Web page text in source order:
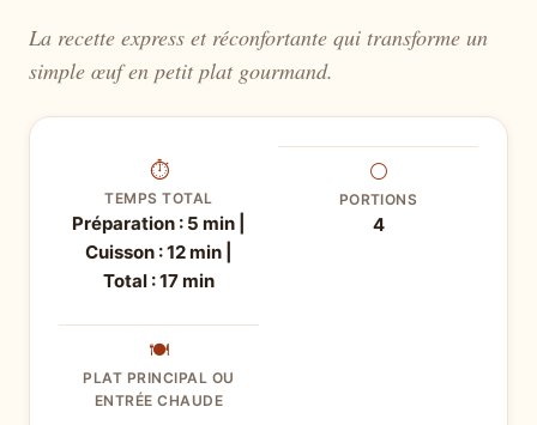
La recette express et réconfortante qui transforme un
simple œuf en petit plat gourmand.
⏱
TEMPS TOTAL
Préparation : 5 min |
Cuisson : 12 min |
Total : 17 min
⚪
PORTIONS
4
🍽
PLAT PRINCIPAL OU
ENTRÉE CHAUDE